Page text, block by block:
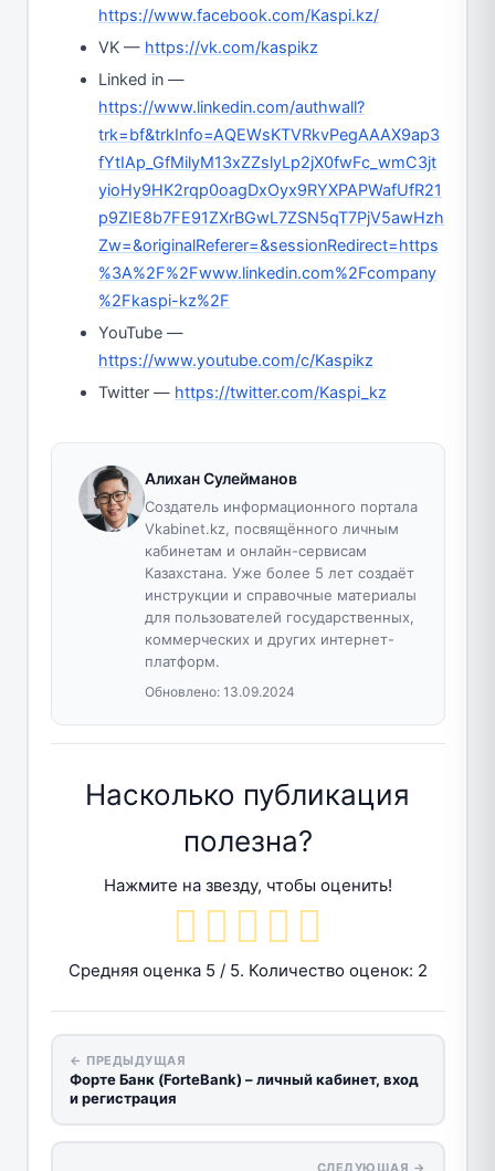
https://www.facebook.com/Kaspi.kz/
VK — https://vk.com/kaspikz
Linked in —
https://www.linkedin.com/authwall?
trk=bf&trkInfo=AQEWsKTVRkvPegAAAX9ap3
fYtIAp_GfMilyM13xZZslyLp2jX0fwFc_wmC3jt
yioHy9HK2rqp0oagDxOyx9RYXPAPWafUfR21
p9ZIE8b7FE91ZXrBGwL7ZSN5qT7PjV5awHzh
Zw=&originalReferer=&sessionRedirect=https
%3A%2F%2Fwww.linkedin.com%2Fcompany
%2Fkaspi-kz%2F
YouTube —
https://www.youtube.com/c/Kaspikz
Twitter — https://twitter.com/Kaspi_kz
Алихан Сулейманов
Создатель информационного портала
Vkabinet.kz, посвящённого личным
кабинетам и онлайн-сервисам
Казахстана. Уже более 5 лет создаёт
инструкции и справочные материалы
для пользователей государственных,
коммерческих и других интернет-
платформ.
Обновлено: 13.09.2024
Насколько публикация
полезна?
Нажмите на звезду, чтобы оценить!
Средняя оценка 5 / 5. Количество оценок: 2
← ПРЕДЫДУЩАЯ
Форте Банк (ForteBank) – личный кабинет, вход
и регистрация
СЛЕДУЮЩАЯ →